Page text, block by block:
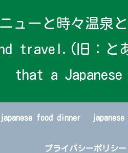
ューと時々温
travel.(旧：とあ
that a
japanese food dinner
プライバシーポリシー